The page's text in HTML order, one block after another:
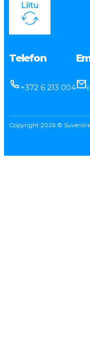
Liitu
Telefon
+372 6 213 004
Copyright 2026 ©